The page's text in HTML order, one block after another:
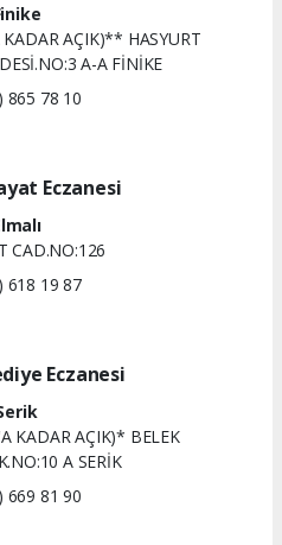
AÇIK)** HASYURT
A-A FİNİKE
865 78 10
Eczanesi
CAD.NO:126
618 19 87
Eczanesi
KADAR AÇIK)* BELEK
A SERİK
669 81 90